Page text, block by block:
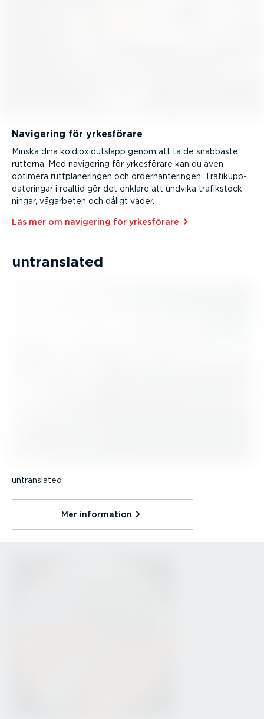
Navigering för yrkesförare
Minska dina koldi­ox­id­ut­släpp genom att ta de snabbaste
rutterna. Med navigering för yrkesförare kan du även
optimera ruttpla­ne­ringen och order­han­te­ringen. Trafikupp­
da­te­ringar i realtid gör det enklare att undvika trafik­stock­
ningar, vägarbeten och dåligt väder.
Läs mer om navigering för yrkesförare⁠
untranslated
untranslated
Mer information⁠